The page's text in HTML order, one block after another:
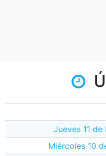
Jueves 11
Miércoles 10